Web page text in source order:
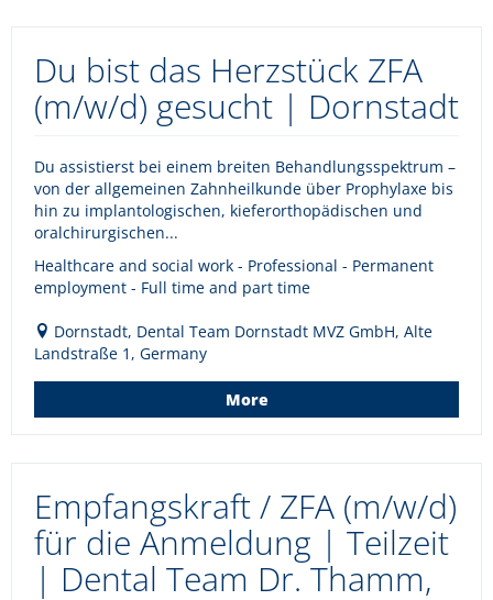
Du bist das Herzstück ZFA
(m/w/d) gesucht | Dornstadt
Du assistierst bei einem breiten Behandlungsspektrum –
von der allgemeinen Zahnheilkunde über Prophylaxe bis
hin zu implantologischen, kieferorthopädischen und
oralchirurgischen...
Healthcare and social work - Professional - Permanent
employment - Full time and part time
Dornstadt, Dental Team Dornstadt MVZ GmbH, Alte
Landstraße 1, Germany
More
Empfangskraft / ZFA (m/w/d)
für die Anmeldung | Teilzeit
| Dental Team Dr. Thamm,